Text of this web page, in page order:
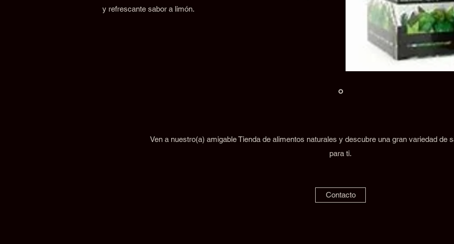
Ven a nuestro(a) amigable Tienda de alimentos naturales y descubre una gran variedad de
para ti.
Contacto
y refrescante sabor a limón.